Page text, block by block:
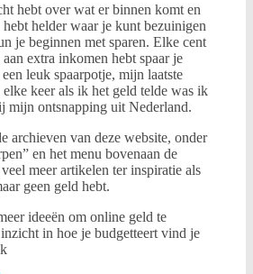
hebt over wat er binnen komt en
helder waar je kunt bezuinigen
je beginnen met sparen. Elke cent
extra inkomen hebt spaar je
leuk spaarpotje, mijn laatste
keer als ik het geld telde was ik
mijn ontsnapping uit Nederland.
archieven van deze website, onder
en het menu bovenaan de
meer artikelen ter inspiratie als
geen geld hebt.
ideeën om online geld te
in hoe je budgetteert vind je